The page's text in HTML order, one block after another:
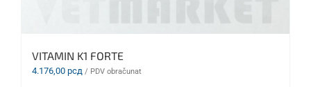
VITAMIN K1 FORTE
4.176,00 рсд / PDV obračunat